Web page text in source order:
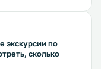
экскурсии по
сколько